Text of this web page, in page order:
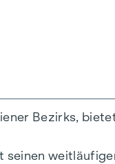
& WU
Bezirks,
seinen